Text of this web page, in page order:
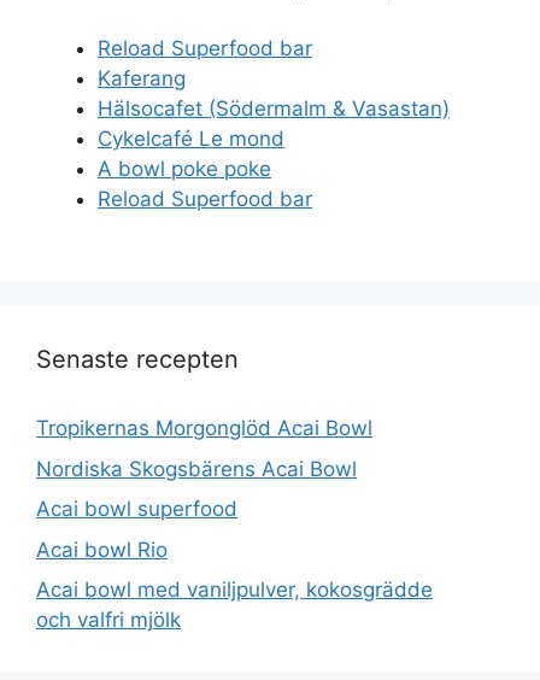
Reload Superfood bar
Kaferang
Hälsocafet (Södermalm & Vasastan)
Cykelcafé Le mond
A bowl poke poke
Reload Superfood bar
Senaste recepten
Tropikernas Morgonglöd Acai Bowl
Nordiska Skogsbärens Acai Bowl
Acai bowl superfood
Acai bowl Rio
Acai bowl med vaniljpulver, kokosgrädde
och valfri mjölk